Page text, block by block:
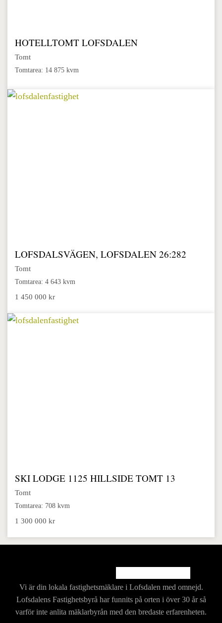
HOTELLTOMT LOFSDALEN
Tomt
Tomtarea: 14 875 kvm
LOFSDALSVÄGEN, LOFSDALEN 26:282
Tomt
Tomtarea: 4 643 kvm
1 450 000 kr
SKI LODGE 1125 HILLSIDE TOMT 13
Tomt
Tomtarea: 708 kvm
1 300 000 kr
Vi är din lokala fastighetsmäklare i Lofsdalen med omnejd.
Lofsdalens Fastighetsbyrå har funnits på orten i över 30 år så
varför inte anlita mäklarbyrån med den bredaste erfarenheten.